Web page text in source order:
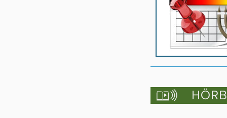
